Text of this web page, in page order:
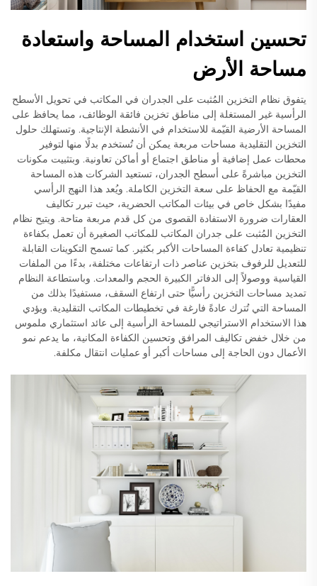
تحسين استخدام المساحة واستعادة
مساحة الأرض
يتفوق نظام التخزين المُثبت على الجدران في المكاتب في تحويل الأسطح
الرأسية غير المستغلة إلى مناطق تخزين فائقة الوظائف، مما يحافظ على
المساحة الأرضية القيّمة للاستخدام في الأنشطة الإنتاجية. وتستهلك حلول
التخزين التقليدية مساحات مربعة يمكن أن تُستخدم بدلًا منها لتوفير
محطات عمل إضافية أو مناطق اجتماع أو أماكن تعاونية. وبتثبيت مكونات
التخزين مباشرةً على أسطح الجدران، تستعيد الشركات هذه المساحة
القيّمة مع الحفاظ على سعة التخزين الكاملة. ويُعد هذا النهج الرأسي
مفيدًا بشكل خاص في بيئات المكاتب الحضرية، حيث تبرر تكاليف
العقارات ضرورة الاستفادة القصوى من كل قدم مربعة متاحة. ويتيح نظام
التخزين المُثبت على جدران المكاتب للمكاتب الصغيرة أن تعمل بكفاءة
تنظيمية تعادل كفاءة المساحات الأكبر بكثير. كما تسمح التكوينات القابلة
للتعديل للرفوف بتخزين عناصر ذات ارتفاعات مختلفة، بدءًا من الملفات
القياسية ووصولاً إلى الدفاتر الكبيرة الحجم والمعدات. وباستطاعة النظام
تمديد مساحات التخزين رأسيًّا حتى ارتفاع السقف، مستفيدًا بذلك من
المساحة التي تُترك عادةً فارغة في تخطيطات المكاتب التقليدية. ويؤدي
هذا الاستخدام الاستراتيجي للمساحة الرأسية إلى عائد استثماري ملموس
من خلال خفض تكاليف المرافق وتحسين الكفاءة المكانية، ما يدعم نمو
الأعمال دون الحاجة إلى مساحات أكبر أو عمليات انتقال مكلفة.